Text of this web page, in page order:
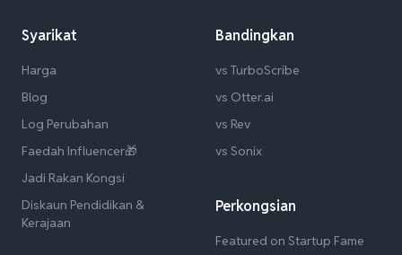
Syarikat
Harga
Blog
Log Perubahan
Faedah Influencer🎁
Jadi Rakan Kongsi
Diskaun Pendidikan &
Kerajaan
Bandingkan
vs TurboScribe
vs Otter.ai
vs Rev
vs Sonix
Perkongsian
Featured on Startup Fame